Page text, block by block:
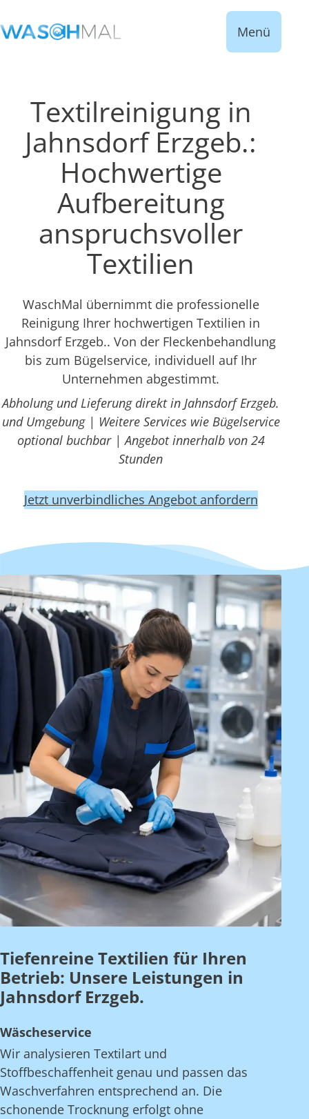
Menü
Textilreinigung in
Jahnsdorf Erzgeb.:
Hochwertige
Aufbereitung
anspruchsvoller
Textilien
WaschMal übernimmt die professionelle
Reinigung Ihrer hochwertigen Textilien in
Jahnsdorf Erzgeb.. Von der Fleckenbehandlung
bis zum Bügelservice, individuell auf Ihr
Unternehmen abgestimmt.
Abholung und Lieferung direkt in Jahnsdorf Erzgeb.
und Umgebung | Weitere Services wie Bügelservice
optional buchbar | Angebot innerhalb von 24
Stunden
Jetzt unverbindliches Angebot anfordern
Tiefenreine Textilien für Ihren
Betrieb: Unsere Leistungen in
Jahnsdorf Erzgeb.
Wäscheservice
Wir analysieren Textilart und
Stoffbeschaffenheit genau und passen das
Waschverfahren entsprechend an. Die
schonende Trocknung erfolgt ohne